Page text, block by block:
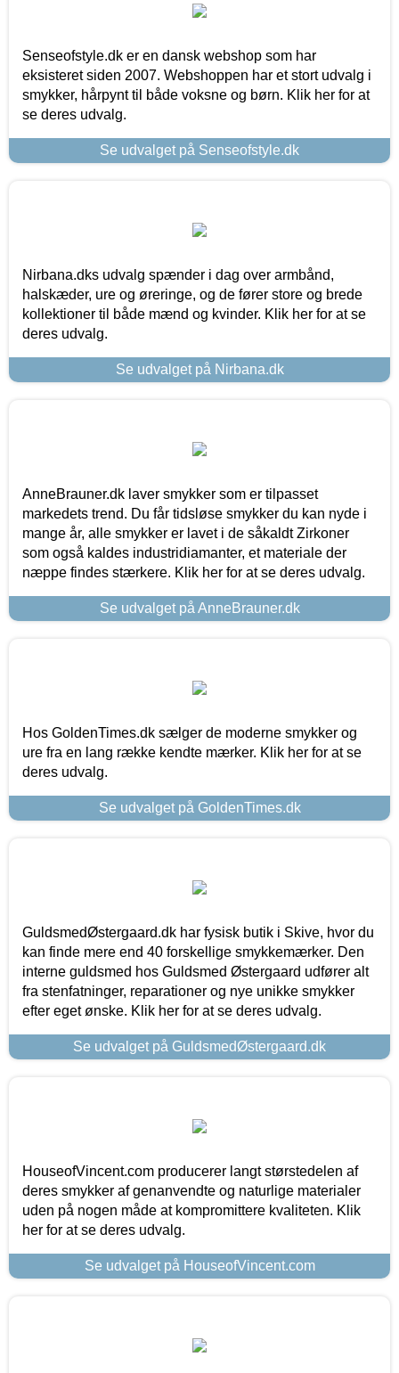
Senseofstyle.dk er en dansk webshop som har
eksisteret siden 2007. Webshoppen har et stort udvalg i
smykker, hårpynt til både voksne og børn. Klik her for at
se deres udvalg.
Se udvalget på Senseofstyle.dk
Nirbana.dks udvalg spænder i dag over armbånd,
halskæder, ure og øreringe, og de fører store og brede
kollektioner til både mænd og kvinder. Klik her for at se
deres udvalg.
Se udvalget på Nirbana.dk
AnneBrauner.dk laver smykker som er tilpasset
markedets trend. Du får tidsløse smykker du kan nyde i
mange år, alle smykker er lavet i de såkaldt Zirkoner
som også kaldes industridiamanter, et materiale der
næppe findes stærkere. Klik her for at se deres udvalg.
Se udvalget på AnneBrauner.dk
Hos GoldenTimes.dk sælger de moderne smykker og
ure fra en lang række kendte mærker. Klik her for at se
deres udvalg.
Se udvalget på GoldenTimes.dk
GuldsmedØstergaard.dk har fysisk butik i Skive, hvor du
kan finde mere end 40 forskellige smykkemærker. Den
interne guldsmed hos Guldsmed Østergaard udfører alt
fra stenfatninger, reparationer og nye unikke smykker
efter eget ønske. Klik her for at se deres udvalg.
Se udvalget på GuldsmedØstergaard.dk
HouseofVincent.com producerer langt størstedelen af
deres smykker af genanvendte og naturlige materialer
uden på nogen måde at kompromittere kvaliteten. Klik
her for at se deres udvalg.
Se udvalget på HouseofVincent.com